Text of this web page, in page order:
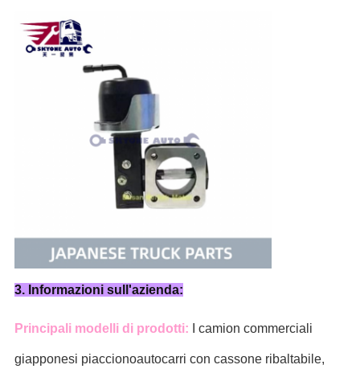
3. Informazioni sull'azienda:
Principali modelli di prodotti: I camion commerciali
giapponesi piaccionoautocarri con cassone ribaltabile,